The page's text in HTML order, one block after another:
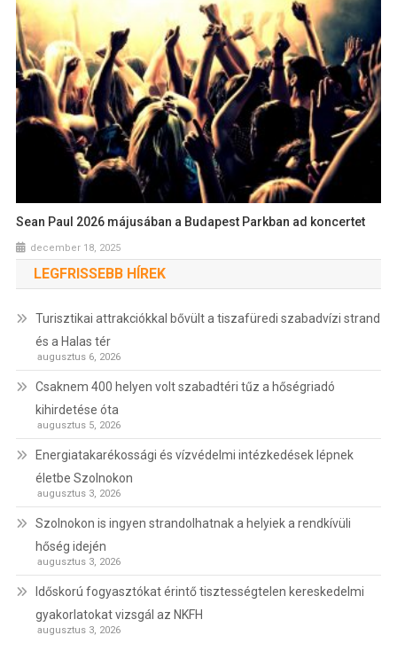
Sean Paul 2026 májusában a Budapest Parkban ad koncertet
december 18, 2025
LEGFRISSEBB HÍREK
Turisztikai attrakciókkal bővült a tiszafüredi szabadvízi strand
és a Halas tér
augusztus 6, 2026
Csaknem 400 helyen volt szabadtéri tűz a hőségriadó
kihirdetése óta
augusztus 5, 2026
Energiatakarékossági és vízvédelmi intézkedések lépnek
életbe Szolnokon
augusztus 3, 2026
Szolnokon is ingyen strandolhatnak a helyiek a rendkívüli
hőség idején
augusztus 3, 2026
Időskorú fogyasztókat érintő tisztességtelen kereskedelmi
gyakorlatokat vizsgál az NKFH
augusztus 3, 2026